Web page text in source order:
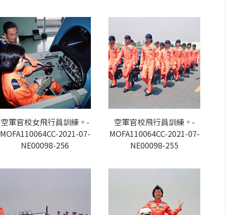
空軍官校女飛行員訓練。-
MOFA110064CC-2021-07-
NE00098-256
空軍官校飛行員訓練。-
MOFA110064CC-2021-07-
NE00098-255